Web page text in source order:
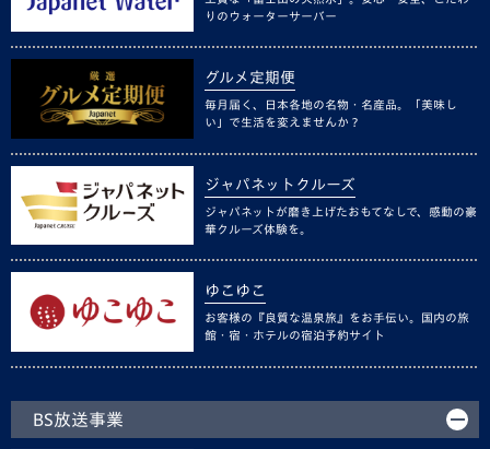
りのウォーターサーバー
グルメ定期便
毎月届く、日本各地の名物・名産品。「美味し
い」で生活を変えませんか？
ジャパネットクルーズ
ジャパネットが磨き上げたおもてなしで、感動の豪
華クルーズ体験を。
ゆこゆこ
お客様の『良質な温泉旅』をお手伝い。国内の旅
館・宿・ホテルの宿泊予約サイト
BS放送事業